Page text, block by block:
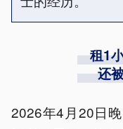
租1
还
2026年4月20日